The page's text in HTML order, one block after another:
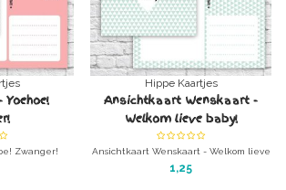
Zwanger!
enveloppe
Hippe Kaartjes
Ansichtkaart Wenskaart -
Welkom lieve baby!
Ansichtkaart Wenskaart - Welkom lieve
baby!
1,25